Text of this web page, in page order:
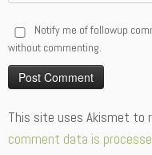
Notify me of followup
without commenting.
This site uses Akismet to
comment data is